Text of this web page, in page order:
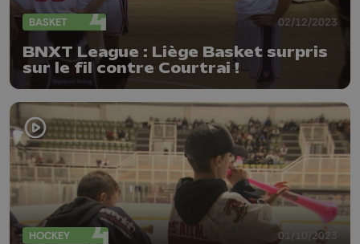
BASKET 02/12/2023
BNXT League : Liège Basket surpris
sur le fil contre Courtrai !
HOCKEY 01/10/2023